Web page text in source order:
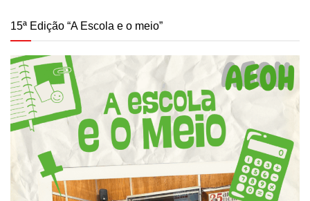
15ª Edição “A Escola e o meio”